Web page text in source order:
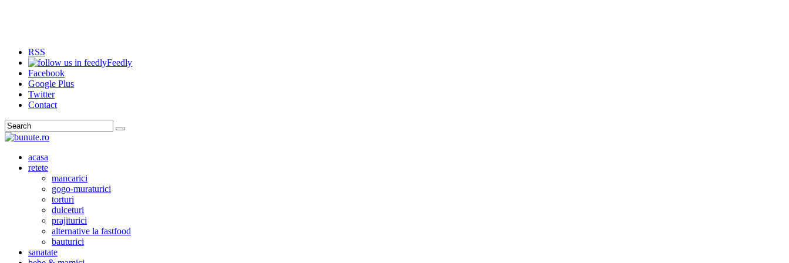
RSS
Feedly
Facebook
Google Plus
Twitter
Contact
Search
acasa
retete
mancarici
gogo-muraturici
torturi
dulceturi
prajiturici
alternative la fastfood
bauturici
sanatate